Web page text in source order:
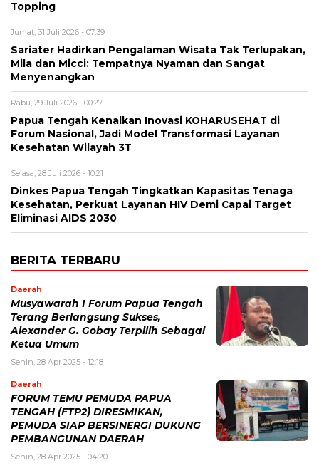
Topping
Jumat, 31 Juli 2026 - 07:39
Sariater Hadirkan Pengalaman Wisata Tak Terlupakan,
Mila dan Micci: Tempatnya Nyaman dan Sangat
Menyenangkan
Rabu, 29 Juli 2026 - 00:27
Papua Tengah Kenalkan Inovasi KOHARUSEHAT di
Forum Nasional, Jadi Model Transformasi Layanan
Kesehatan Wilayah 3T
Selasa, 28 Juli 2026 - 10:21
Dinkes Papua Tengah Tingkatkan Kapasitas Tenaga
Kesehatan, Perkuat Layanan HIV Demi Capai Target
Eliminasi AIDS 2030
BERITA TERBARU
Daerah
Musyawarah I Forum Papua Tengah
Terang Berlangsung Sukses,
Alexander G. Gobay Terpilih Sebagai
Ketua Umum
Senin, 28 Apr 2025 - 12:18
Daerah
FORUM TEMU PEMUDA PAPUA
TENGAH (FTP2) DIRESMIKAN,
PEMUDA SIAP BERSINERGI DUKUNG
PEMBANGUNAN DAERAH
Senin, 28 Apr 2025 - 04:20